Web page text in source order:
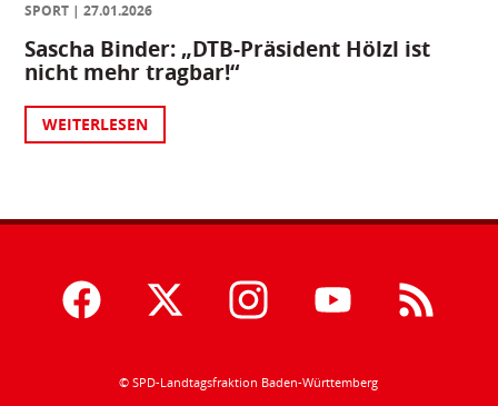
SPORT
27.01.2026
Sascha Binder: „DTB-Präsident Hölzl ist
nicht mehr tragbar!“
WEITERLESEN
© SPD-Landtagsfraktion Baden-Württemberg